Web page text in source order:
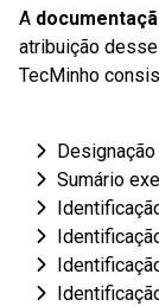
A
atribuição
TecMinho
Sumário